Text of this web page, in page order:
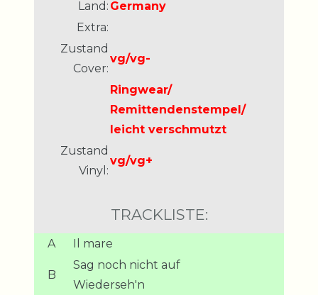
Land: Germany
Extra:
Zustand
Cover:
vg/vg-
Ringwear/
Remittendenstempel/
leicht verschmutzt
Zustand
Vinyl:
vg/vg+
TRACKLISTE:
A Il mare
B
Sag noch nicht auf
Wiederseh'n